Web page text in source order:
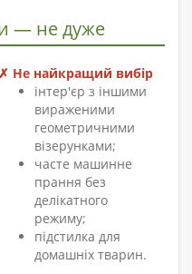
— не дуже
✗ Не найкращий вибір
інтер'єр з іншими
вираженими
геометричними
візерунками;
часте машинне
прання без
делікатного
режиму;
підстилка для
домашніх тварин.